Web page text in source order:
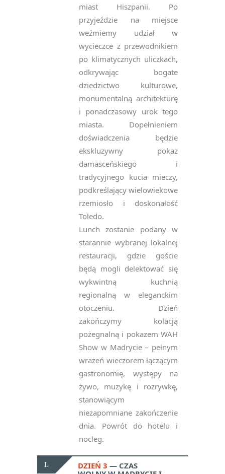
miast Hiszpanii. Po
przyjeździe na miejsce
weźmiemy udział w
wycieczce z przewodnikiem
po klimatycznych uliczkach,
odkrywając bogate
dziedzictwo kulturowe,
monumentalną architekturę
i ponadczasowy urok tego
miasta. Dopełnieniem
doświadczenia będzie
ekskluzywny pokaz
damasceńskiego i
tradycyjnego kucia mieczy,
podkreślający wielowiekowe
rzemiosło i doskonałość
Toledo.
Lunch zostanie podany w
starannie wybranej lokalnej
restauracji, gdzie goście
będą mogli delektować się
wykwintną kuchnią
regionalną w eleganckim
otoczeniu. Dzień
zakończymy kolacją
pożegnalną i pokazem WAH
Show w Madrycie – pełnym
wrażeń wieczorem łączącym
gastronomię, występy na
żywo, muzykę i rozrywkę,
stanowiącym
niezapomniane zakończenie
dnia. Powrót do hotelu i
nocleg.
DZIEŃ 3
CZAS